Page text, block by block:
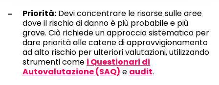
Priorità: Devi concentrare le risorse sulle aree
dove il rischio di danno è più probabile e più
grave. Ciò richiede un approccio sistematico per
dare priorità alle catene di approvvigionamento
ad alto rischio per ulteriori valutazioni, utilizzando
strumenti come i Questionari di
Autovalutazione (SAQ) e audit.